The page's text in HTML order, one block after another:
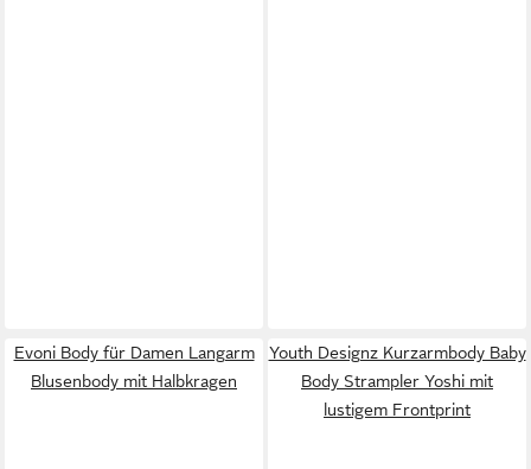
Evoni Body für Damen Langarm
Blusenbody mit Halbkragen
Youth Designz Kurzarmbody Baby
Body Strampler Yoshi mit
lustigem Frontprint